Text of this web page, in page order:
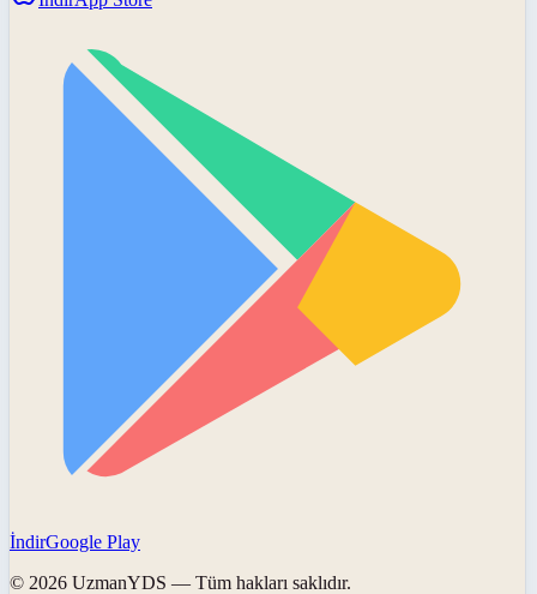
İndirGoogle Play
© 2026 UzmanYDS — Tüm hakları saklıdır.